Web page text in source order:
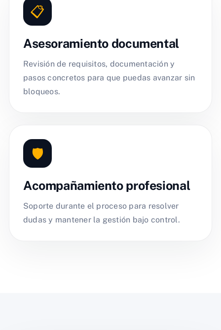
📋
Asesoramiento documental
Revisión de requisitos, documentación y
pasos concretos para que puedas avanzar sin
bloqueos.
🛡️
Acompañamiento profesional
Soporte durante el proceso para resolver
dudas y mantener la gestión bajo control.